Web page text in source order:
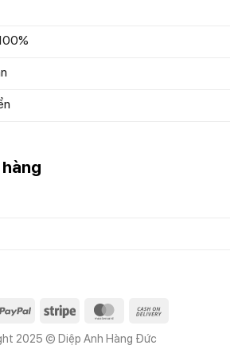
khô. Chất liệu pha lê bền bỉ và an
hoạ tiết cắt tinh xảo tạo nên chi tiết
ánh sáng, làm tăng thêm vẻ đẹp của
pha lê Tulip nằm trong bộ sưu tập
viền tròn, kết hợp với các hoạ tiết
chút kỹ lưỡng, làm nổi bật sự khác
cho sản phẩm.
và khả năng chăm sóc dễ dàng. Với
lượng cao, sản phẩm giữ vẻ đẹp và
PayPal Stripe MasterCard
2025 © Diệp Anh Hàng Đức